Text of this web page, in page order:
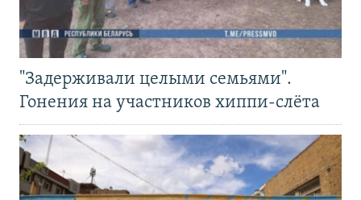
"Задерживали целыми семьями".
Гонения на участников хиппи-слёта